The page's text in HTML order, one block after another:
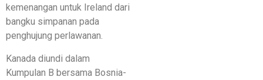
kemenangan untuk Ireland dari
bangku simpanan pada
penghujung perlawanan.
Kanada diundi dalam
Kumpulan B bersama Bosnia-